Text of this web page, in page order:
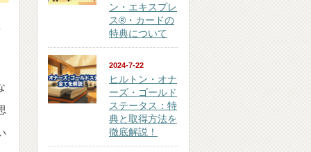
ン・エキスプレ
ス®・カードの
特典について
2024-7-22
ヒルトン・オナ
ーズ・ゴールド
ステータス：特
典と取得方法を
徹底解説！